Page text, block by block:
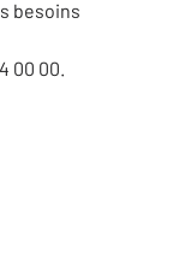
besoins
00 00.